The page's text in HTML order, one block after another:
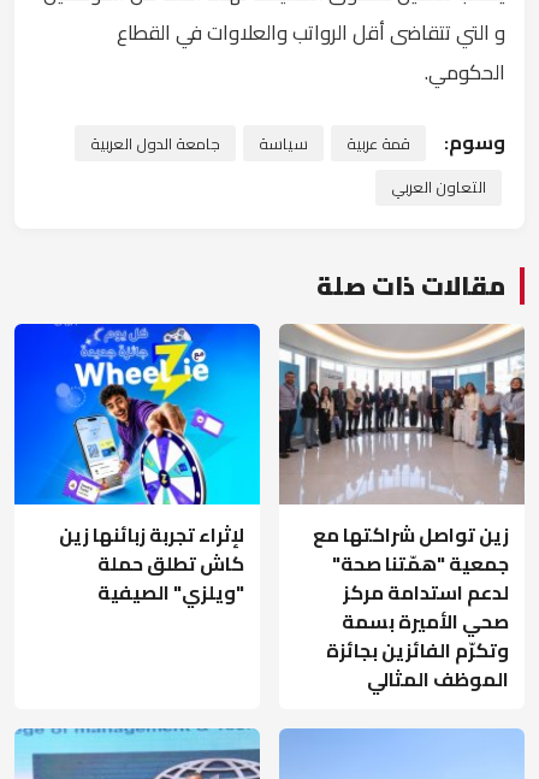
و التي تتقاضى أقل الرواتب والعلاوات في القطاع
الحكومي.
وسوم: قمة عربية سياسة
جامعة الدول العربية
التعاون العربي
مقالات ذات صلة
زين تواصل شراكتها مع
جمعية "همّتنا صحة"
لدعم استدامة مركز
صحي الأميرة بسمة
وتكرّم الفائزين بجائزة
الموظف المثالي
لإثراء تجربة زبائنها زين
كاش تطلق حملة
"ويلزي" الصيفية